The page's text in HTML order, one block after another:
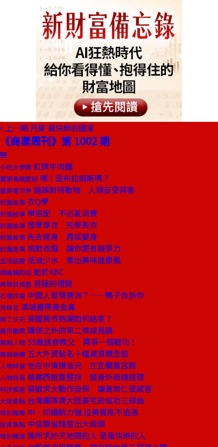
上一期 丹麥 最快樂的國家
《商業周刊》第 1002 期
小吃大學問 紅牌牛肉麵
董事長嬉遊記 喂！是布拉姆斯嗎？
重新看世界 錯誤對待動物 人類反受其害
封面故事 衣Q學
封面故事 學搭配 不必亂消費
封面故事 想學穿衣 先學丟衣
封面故事 先去健身 再談變身
封面故事 挑對衣服 讓你更有競爭力
生活話題 低油少水 煮出美味健康風
總編輯的話 始於ABC
商場自慢塾 菩薩的禮貌
石頭評論 中國人發現美洲？——鴨子告訴你
去梯言 滿城盡帶黃金鼻
馬丁沃夫 英國房市熱潮如何結束？
房市觀察 購併之外的第二條成長路
焦點人物 55歲速食教父 再爭一個戰功！
焦點新聞 五大外資點名十檔減資概念股
人物特寫 他在中東賺油元 在宜蘭蓋宮殿
人物特寫 檳榔西施靠堅持 變身外商總經理
科技風雲 吳敏求大動作自保 讓黃崇仁很感冒
大陸焦點 台灣團隊賣大陸豪宅的成功三部曲
特別報導 中、印續航力強 拉美買跌不追漲
投資焦點 中信銀省錢惹出大麻煩
特別報導 無所求於天地間的人 是最快樂的人